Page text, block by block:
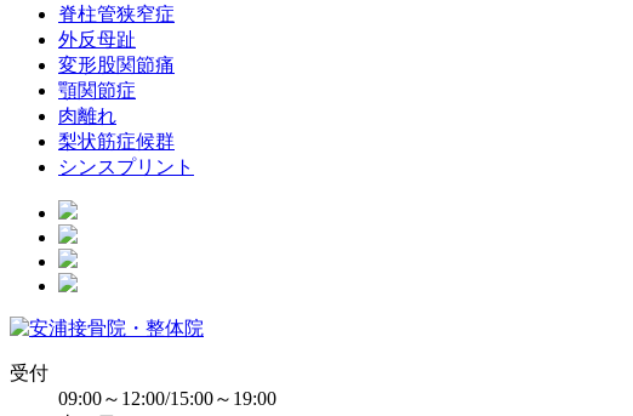
脊柱管狭窄症
外反母趾
変形股関節痛
顎関節症
肉離れ
梨状筋症候群
シンスプリント
受付
09:00～12:00/15:00～19:00